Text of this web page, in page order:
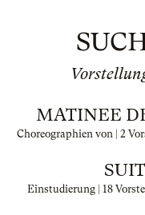
MATINEE
Choreographien von | 2
Einstudierung | 18